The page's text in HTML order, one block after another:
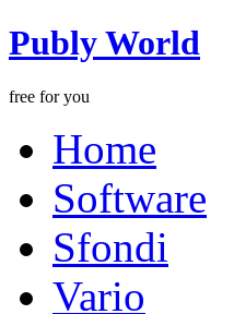
Publy World
free for you
Home
Software
Sfondi
Vario